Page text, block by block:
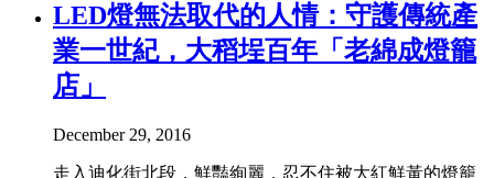
LED燈無法取代的人情：守護傳統產
業一世紀，大稻埕百年「老綿成燈籠
店」
December 29, 2016
走入迪化街北段，鮮豔絢麗，忍不住被大紅鮮黃的燈籠